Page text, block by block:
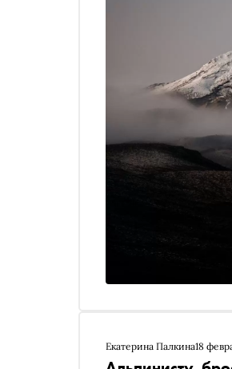
Екатерина Палкина18